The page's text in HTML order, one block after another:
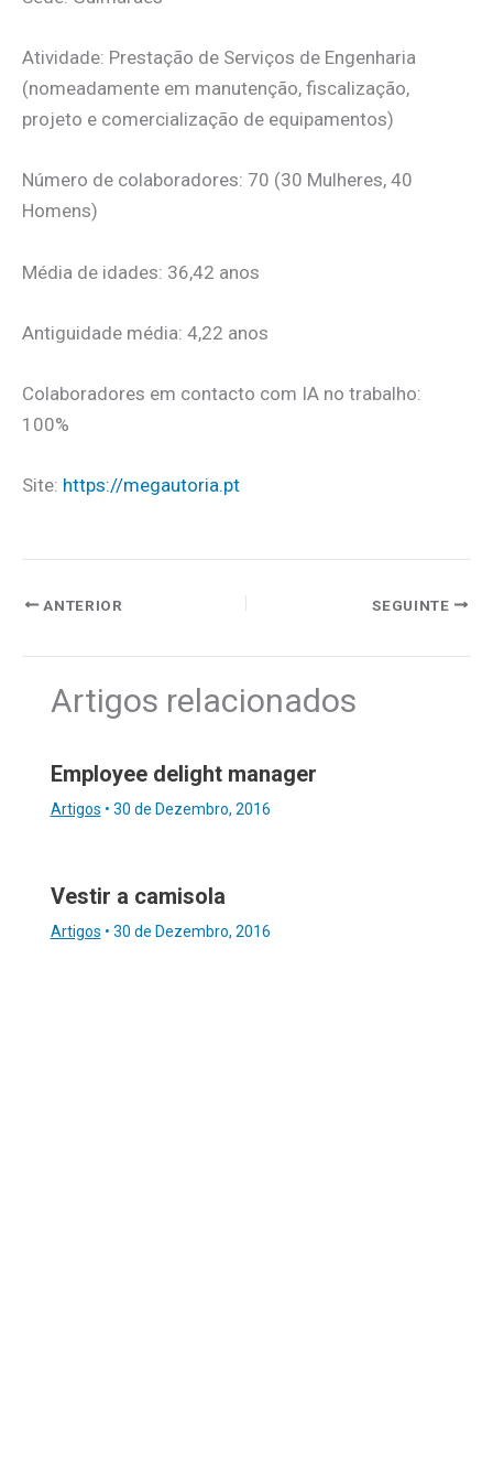
Atividade: Prestação de Serviços de Engenharia
(nomeadamente em manutenção, fiscalização,
projeto e comercialização de equipamentos)
Número de colaboradores: 70 (30 Mulheres, 40
Homens)
Média de idades: 36,42 anos
Antiguidade média: 4,22 anos
Colaboradores em contacto com IA no trabalho:
100%
Site: https://megautoria.pt
ANTERIOR SEGUINTE
Artigos relacionados
Employee delight manager
Artigos • 30 de Dezembro, 2016
Vestir a camisola
Artigos • 30 de Dezembro, 2016